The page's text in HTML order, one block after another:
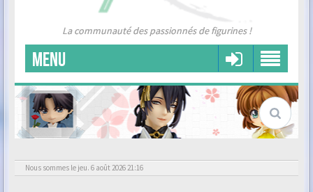
La communauté des passionnés de figurines !
MENU
Nous sommes le jeu. 6 août 2026 21:16